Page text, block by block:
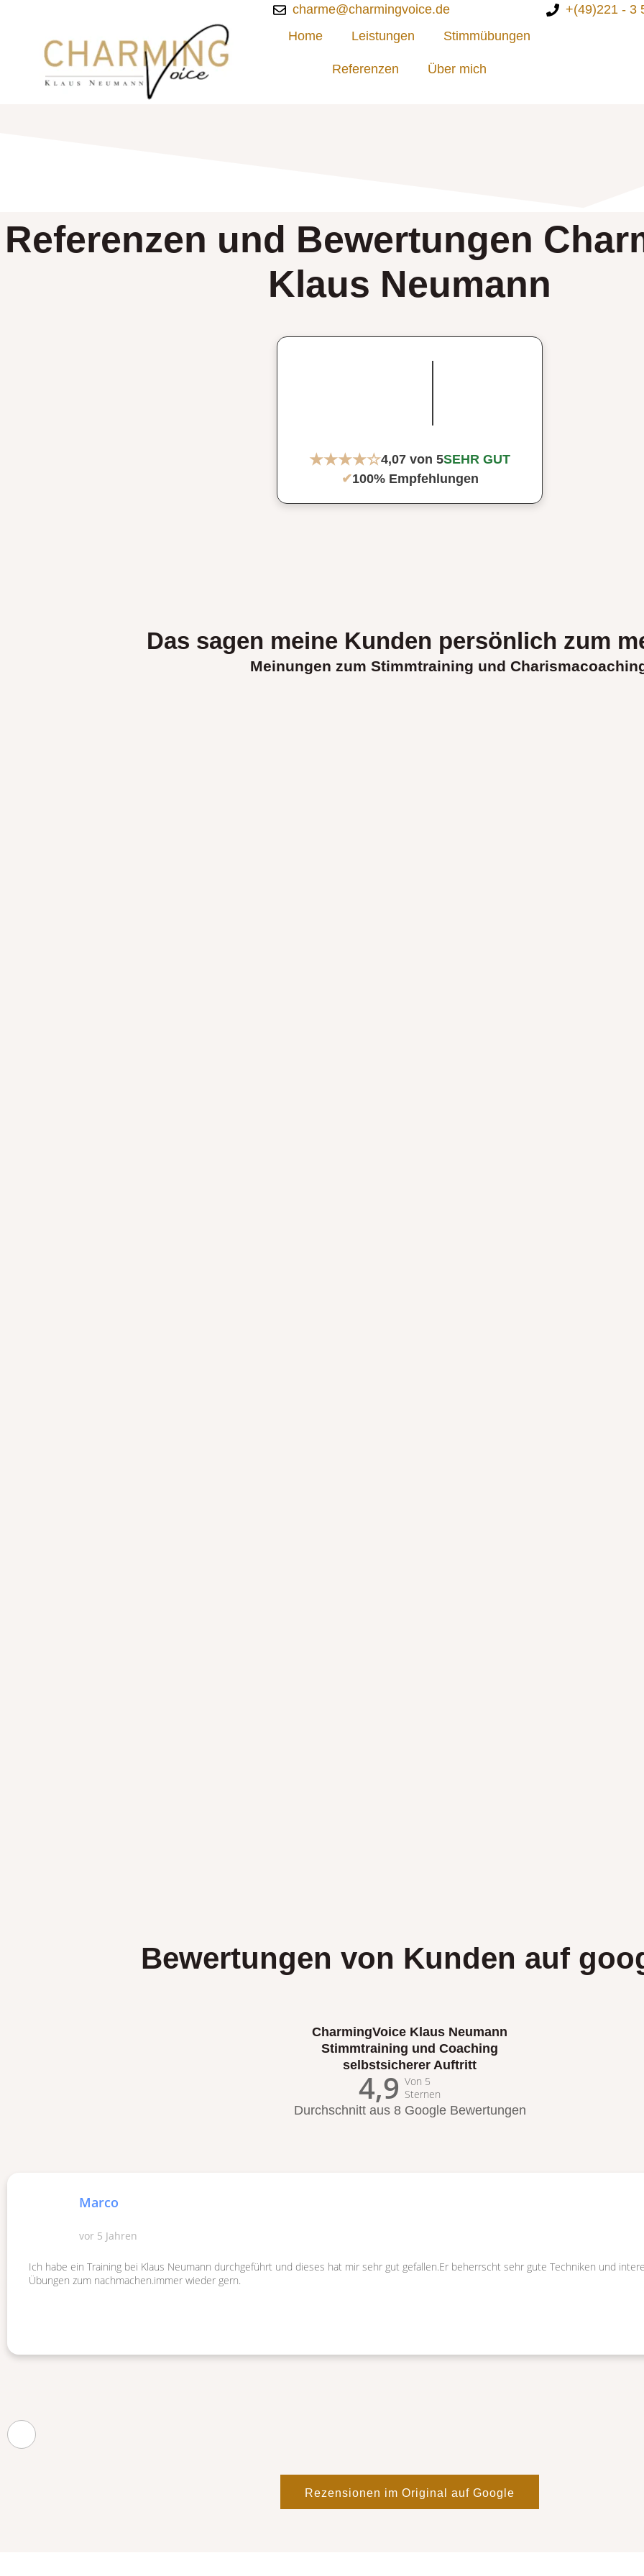
charme@charmingvoice.de
+(49)221 - 3
Home
Leistungen Stimmübungen
Referenzen Über mich
Referenzen und Bewertungen
Klaus Neumann
★★★★☆4,07 von 5SEHR GUT
✔100% Empfehlungen
Das sagen meine Kunden persönlich zum
Meinungen zum Stimmtraining und
Bewertungen von Kunden auf
CharmingVoice Klaus Neumann
Stimmtraining und Coaching
selbstsicherer Auftritt
4,9 Von 5
Sternen
Durchschnitt aus 8 Google Bewertungen
Marco
vor 5 Jahren
Ich habe ein Training bei Klaus Neumann durchgeführt und dieses hat mir sehr gut gefallen.Er beherrscht sehr gute Techniken und
Übungen zum nachmachen.immer wieder gern.
Rezensionen im Original auf Google